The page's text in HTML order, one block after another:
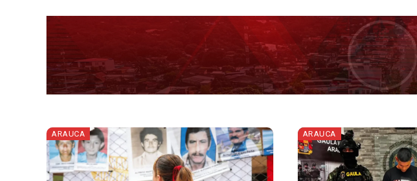
ARAUCA ARAUCA